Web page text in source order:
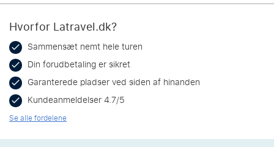
Hvorfor Latravel.dk?
Sammensæt nemt hele turen
Din forudbetaling er sikret
Garanterede pladser ved siden af hinanden
Kundeanmeldelser 4.7/5
Se alle fordelene